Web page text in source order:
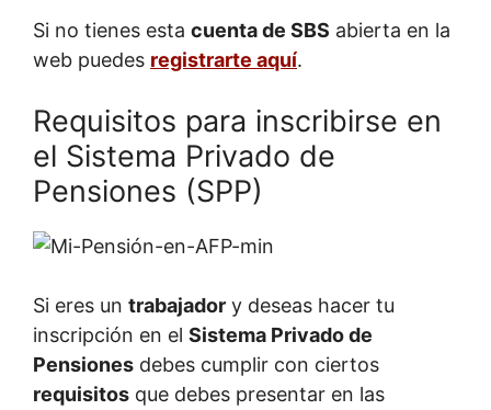
Si no tienes esta cuenta de SBS abierta en la
web puedes registrarte aquí.
Requisitos para inscribirse en
el Sistema Privado de
Pensiones (SPP)
Si eres un trabajador y deseas hacer tu
inscripción en el Sistema Privado de
Pensiones debes cumplir con ciertos
requisitos que debes presentar en las